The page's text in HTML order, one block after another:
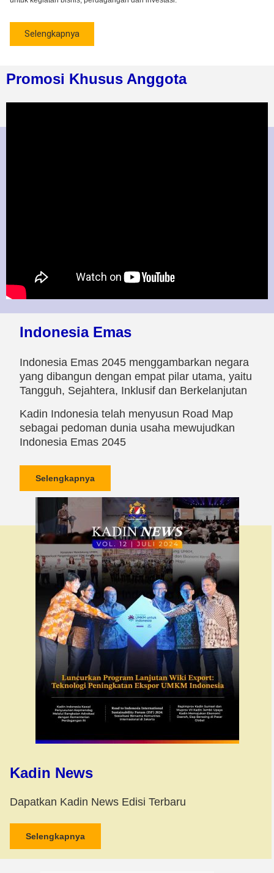
Selengkapnya
Promosi Khusus Anggota
Indonesia Emas
Indonesia Emas 2045 menggambarkan negara
yang dibangun dengan empat pilar utama, yaitu
Tangguh, Sejahtera, Inklusif dan Berkelanjutan
Kadin Indonesia telah menyusun Road Map
sebagai pedoman dunia usaha mewujudkan
Indonesia Emas 2045
Selengkapnya
Kadin News
Dapatkan Kadin News Edisi Terbaru
Selengkapnya